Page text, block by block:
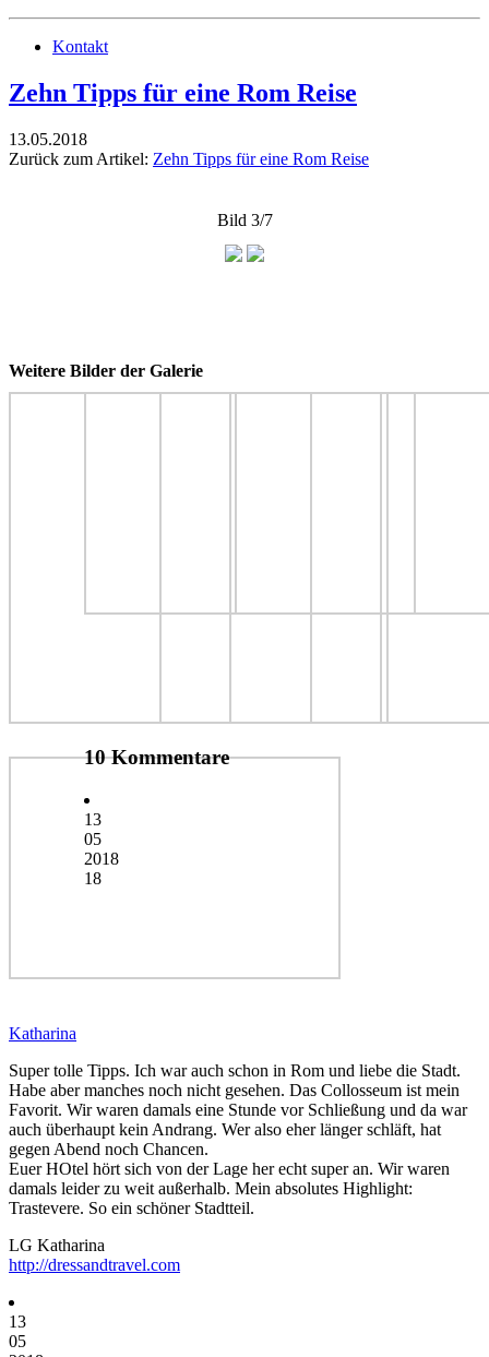
Kontakt
Zehn Tipps für eine Rom Reise
13.05.2018
Zurück zum Artikel: Zehn Tipps für eine Rom Reise
Bild 3/7
Weitere Bilder der Galerie
10 Kommentare
13
05
2018
18
Katharina
Super tolle Tipps. Ich war auch schon in Rom und liebe die Stadt.
Habe aber manches noch nicht gesehen. Das Collosseum ist mein
Favorit. Wir waren damals eine Stunde vor Schließung und da war
auch überhaupt kein Andrang. Wer also eher länger schläft, hat
gegen Abend noch Chancen.
Euer HOtel hört sich von der Lage her echt super an. Wir waren
damals leider zu weit außerhalb. Mein absolutes Highlight:
Trastevere. So ein schöner Stadtteil.
LG Katharina
http://dressandtravel.com
13
05